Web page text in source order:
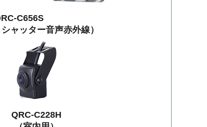
C656S
ャッター音声赤外線）
QRC-C228H